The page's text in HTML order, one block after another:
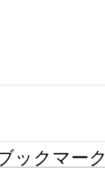
ックマー